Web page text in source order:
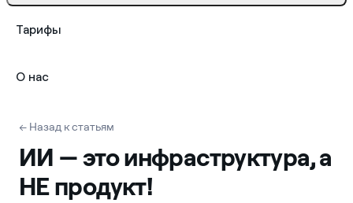
Тарифы
О нас
← Назад к статьям
ИИ — это инфраструктура, а
НЕ продукт!